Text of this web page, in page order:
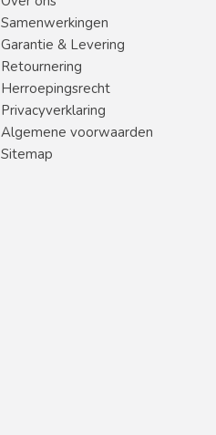
Samenwerkingen
Garantie & Levering
Retournering
Herroepingsrecht
Privacyverklaring
Algemene voorwaarden
Sitemap